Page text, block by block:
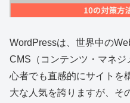
WordPressは、世界中の
CMS（コンテンツ・マネ
心者でも直感的にサイトを
大な人気を誇りますが、そ